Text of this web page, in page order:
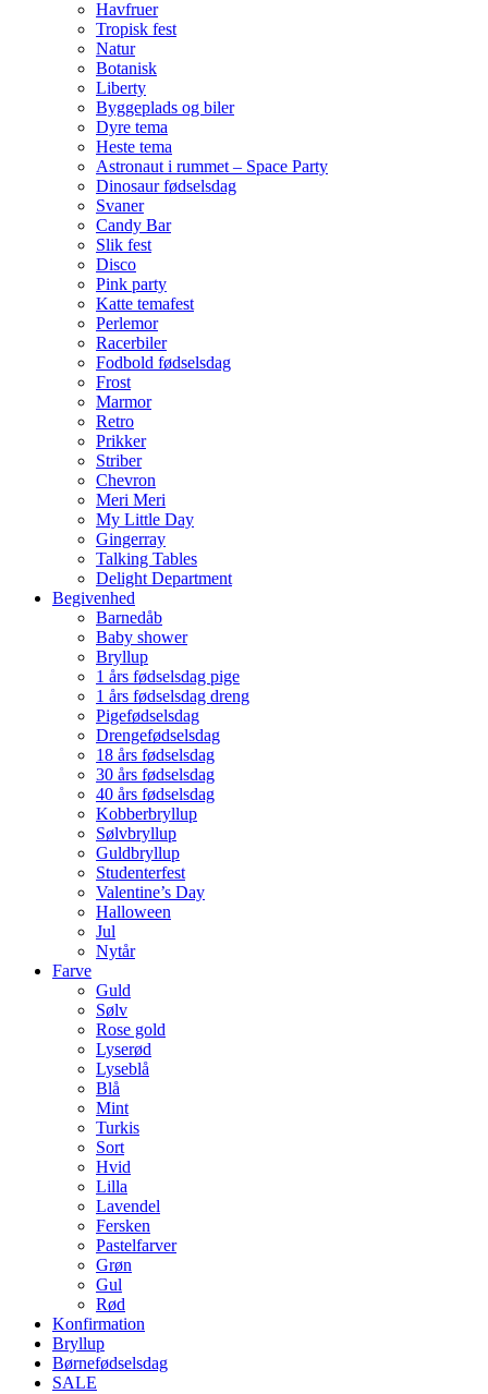
Havfruer
Tropisk fest
Natur
Botanisk
Liberty
Byggeplads og biler
Dyre tema
Heste tema
Astronaut i rummet – Space Party
Dinosaur fødselsdag
Svaner
Candy Bar
Slik fest
Disco
Pink party
Katte temafest
Perlemor
Racerbiler
Fodbold fødselsdag
Frost
Marmor
Retro
Prikker
Striber
Chevron
Meri Meri
My Little Day
Gingerray
Talking Tables
Delight Department
Begivenhed
Barnedåb
Baby shower
Bryllup
1 års fødselsdag pige
1 års fødselsdag dreng
Pigefødselsdag
Drengefødselsdag
18 års fødselsdag
30 års fødselsdag
40 års fødselsdag
Kobberbryllup
Sølvbryllup
Guldbryllup
Studenterfest
Valentine’s Day
Halloween
Jul
Nytår
Farve
Guld
Sølv
Rose gold
Lyserød
Lyseblå
Blå
Mint
Turkis
Sort
Hvid
Lilla
Lavendel
Fersken
Pastelfarver
Grøn
Gul
Rød
Konfirmation
Bryllup
Børnefødselsdag
SALE